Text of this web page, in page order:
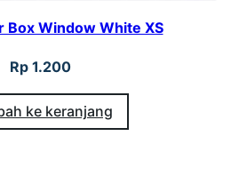
Box Window White XS
Rp1.200
ke keranjang